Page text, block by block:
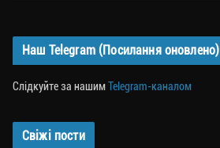
Наш Telegram (Посилання оновлено)
Слідкуйте за нашимTelegram-каналом
Свіжі пости